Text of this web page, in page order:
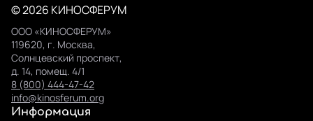
© 2026 КИНОСФЕРУМ
ООО «КИНОСФЕРУМ»
119620, г. Москва,
Солнцевский проспект,
д. 14, помещ. 4/1
8 (800) 444-47-42
info@kinosferum.org
Информация